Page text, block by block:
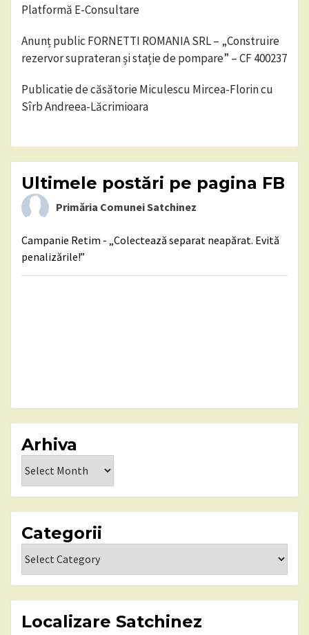
Platformă E-Consultare
Anunț public FORNETTI ROMANIA SRL – „Construire
rezervor suprateran și stație de pompare” – CF 400237
Publicatie de căsătorie Miculescu Mircea-Florin cu
Sîrb Andreea-Lăcrimioara
Ultimele postări pe pagina FB
Primăria Comunei Satchinez
Campanie Retim - „Colectează separat neapărat. Evită
penalizările!”
Arhiva
Categorii
Localizare Satchinez